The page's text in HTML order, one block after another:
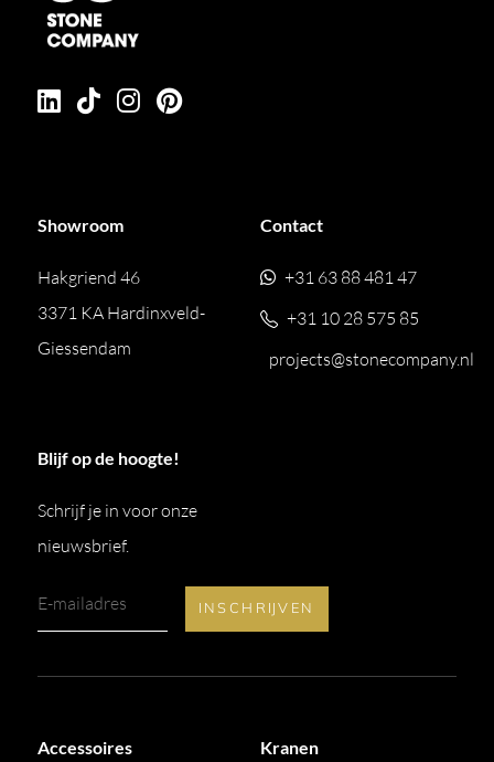
Showroom
Hakgriend 46
3371 KA Hardinxveld-
Giessendam
Contact
+31 63 88 481 47
+31 10 28 575 85
projects@stonecompany.nl
Blijf op de hoogte!
Schrijf je in voor onze
nieuwsbrief.
Accessoires Kranen